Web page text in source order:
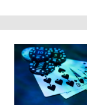
Hurtige